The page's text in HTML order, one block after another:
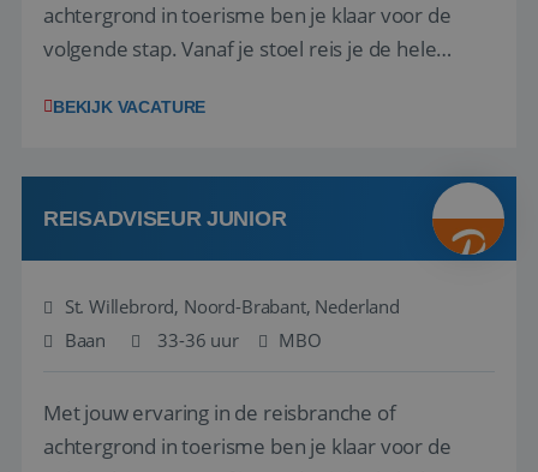
achtergrond in toerisme ben je klaar voor de
volgende stap. Vanaf je stoel reis je de hele
wensen van je team, je klant en wat er in de
klanten te overtuigen om die droomreis te
boeken! ...
BEKIJK VACATURE
REISADVISEUR JUNIOR
St. Willebrord, Noord-Brabant, Nederland
Baan
33-36 uur MBO
Met jouw ervaring in de reisbranche of
achtergrond in toerisme ben je klaar voor de